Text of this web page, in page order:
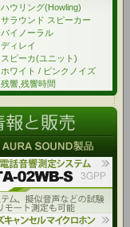
ハウリング(Howling)
サラウンド スピーカー
バイノーラル
ディレイ
スピーカ(ユニット)
ホワイト / ピンクノイズ
残響,残響時間